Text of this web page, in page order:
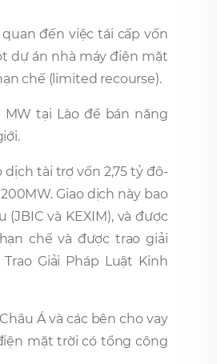
đến việc tái cấp vốn
dự án nhà máy điện mặt
chế (limited recourse).
tại Lào để bán năng
tài trợ vốn 2,75 tỷ đô-
Giao dịch này bao
và KEXIM), và được
chế và được trao giải
Giải Pháp Luật Kinh
Á và các bên cho vay
mặt trời có tổng công